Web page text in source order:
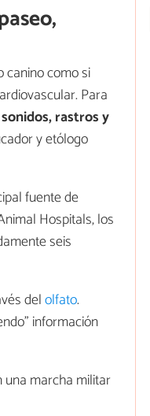
canino como si
Para
rastros y
y etólogo
fuente de
Hospitals, los
seis
delolfato.
información
una marcha militar